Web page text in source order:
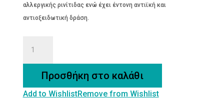
αλλεργικής ρινίτιδας ενώ έχει έντονη αντιϊκή και
αντιοξειδωτική δράση.
ποσότηταΠροσθήκη στο καλάθι
Add to WishlistRemove from Wishlist